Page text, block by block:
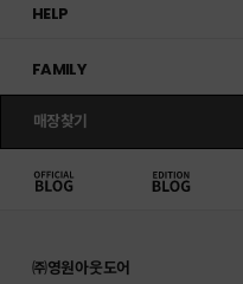
HELP
FAMILY
매장찾기
㈜영원아웃도어